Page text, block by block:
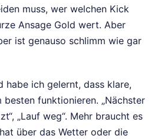
muss, wer welchen Kick
Ansage Gold wert. Aber
ist genauso schlimm wie gar
habe ich gelernt, dass klare,
besten funktionieren. „Nächster
„Lauf weg“. Mehr braucht es
über das Wetter oder die